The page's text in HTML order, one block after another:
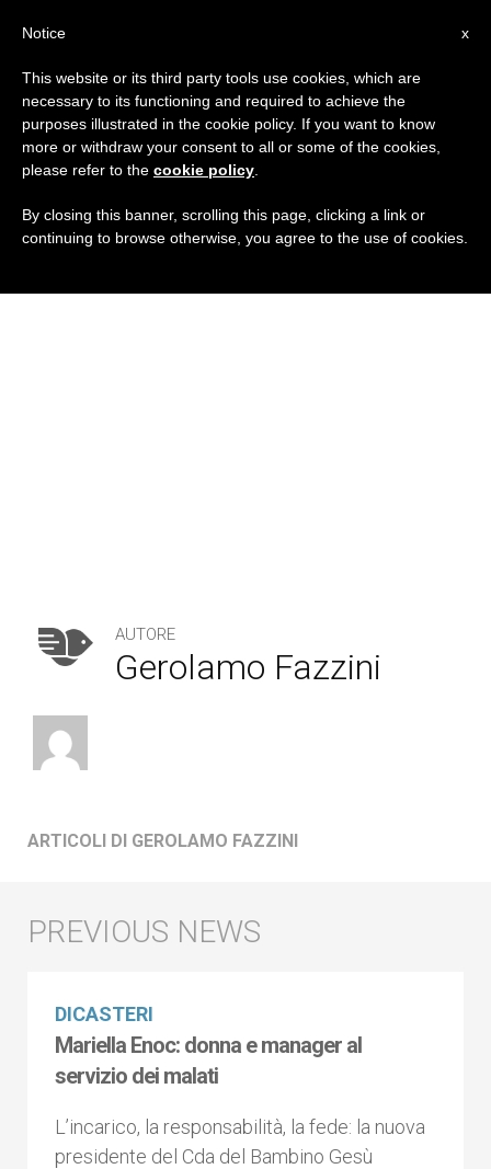
AUTORE
Gerolamo Fazzini
ARTICOLI DI GEROLAMO FAZZINI
DICASTERI
Mariella Enoc: donna e manager al
servizio dei malati
L’incarico, la responsabilità, la fede: la nuova
presidente del Cda del Bambino Gesù
x
Notice
This website or its third party tools use cookies, which are
necessary to its functioning and required to achieve the
purposes illustrated in the cookie policy. If you want to know
more or withdraw your consent to all or some of the cookies,
please refer to the cookie policy
By closing this banner, scrolling this page, clicking a link or
continuing to browse otherwise, you agree to the use of cookies.